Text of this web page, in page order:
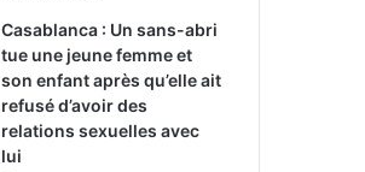
Casablanca : Un sans-abri
tue une jeune femme et
son enfant après qu’elle ait
refusé d’avoir des
relations sexuelles avec
lui